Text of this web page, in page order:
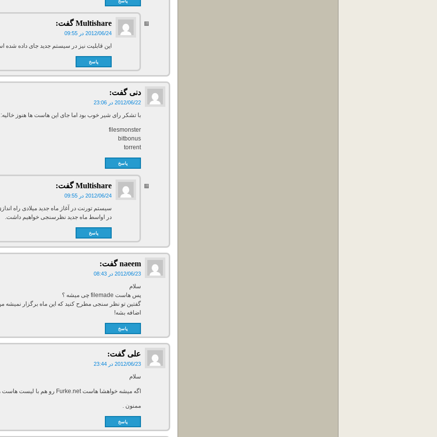
Multishare گفت:
2012/06/24 در 09:55
این قابلیت نیز در سیستم جدید جای داده شده
پاسخ
دنی گفت:
2012/06/22 در 23:06
با تشکر رای شیر خوب بود اما جای این هاست ها هنوز خالیه:
filesmonster
bitbonus
torrent
پاسخ
Multishare گفت:
2012/06/24 در 09:55
سیستم تورنت در آغاز ماه جدید میلادی راه
در اواسط ماه جدید نظرسنجی خواهیم داشت.
پاسخ
naeem گفت:
2012/06/23 در 08:43
سلام
پس هاست filemade چی میشه ؟
گفتین تو نظر سنجی مطرح کنید که این ماه برگزار
اضافه بشه!
پاسخ
علی گفت:
2012/06/23 در 23:44
سلام
اگه میشه خواهشا هاست Furke.net رو هم با لیست هاست ها اضافه کنید .
ممنون .
پاسخ